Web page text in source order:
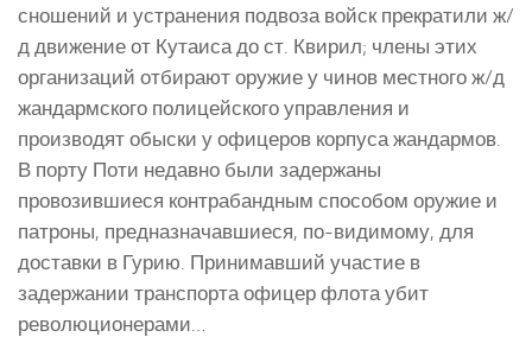
сношений и устранения подвоза войск прекратили ж/
д движение от Кутаиса до ст. Квирил; члены этих
организаций отбирают оружие у чинов местного ж/д
жандармского полицейского управления и
производят обыски у офицеров корпуса жандармов.
В порту Поти недавно были задержаны
провозившиеся контрабандным способом оружие и
патроны, предназначавшиеся, по-видимому, для
доставки в Гурию. Принимавший участие в
задержании транспорта офицер флота убит
революционерами…